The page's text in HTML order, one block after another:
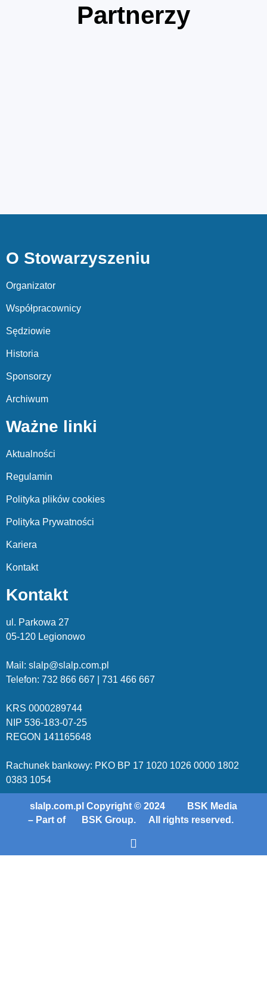
Partnerzy
O Stowarzyszeniu
Organizator
Współpracownicy
Sędziowie
Historia
Sponsorzy
Archiwum
Ważne linki
Aktualności
Regulamin
Polityka plików cookies
Polityka Prywatności
Kariera
Kontakt
Kontakt
ul. Parkowa 27
05-120 Legionowo
Mail: slalp@slalp.com.pl
Telefon: 732 866 667 | 731 466 667
KRS 0000289744
NIP 536-183-07-25
REGON 141165648
Rachunek bankowy: PKO BP 17 1020 1026 0000 1802
0383 1054
slalp.com.pl Copyright © 2024
BSK Media
– Part of
BSK Group. All rights reserved.